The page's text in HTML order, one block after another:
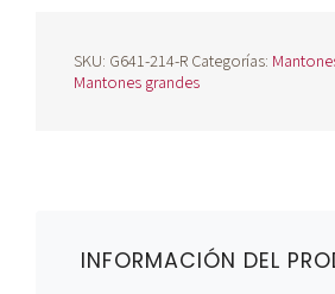
SKU: G641-214-R Categorías:
Mantones grandes
INFORMACIÓN DEL